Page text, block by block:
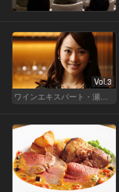
Vol.3
ワインエキスパート・瀬川あずさの マリアージュを楽しむレストラン